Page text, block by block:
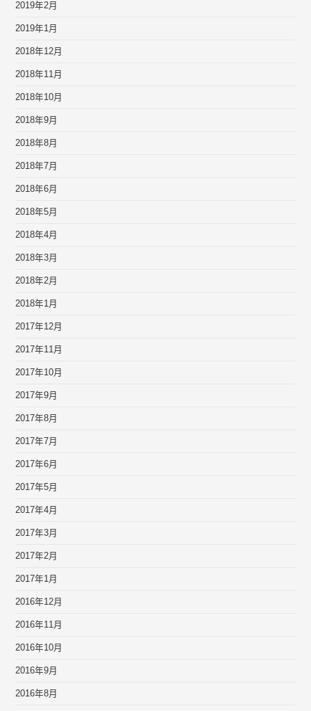
2019年2月
2019年1月
2018年12月
2018年11月
2018年10月
2018年9月
2018年8月
2018年7月
2018年6月
2018年5月
2018年4月
2018年3月
2018年2月
2018年1月
2017年12月
2017年11月
2017年10月
2017年9月
2017年8月
2017年7月
2017年6月
2017年5月
2017年4月
2017年3月
2017年2月
2017年1月
2016年12月
2016年11月
2016年10月
2016年9月
2016年8月